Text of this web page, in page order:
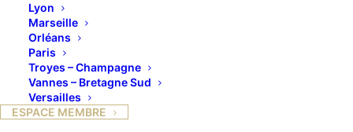
Lyon
Marseille
Orléans
Paris
Troyes – Champagne
Vannes – Bretagne Sud
Versailles
ESPACE MEMBRE
5 Programme 2èT 2026